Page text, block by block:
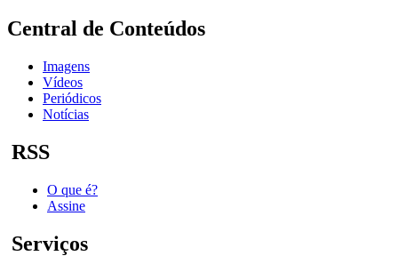
Central de Conteúdos
Imagens
Vídeos
Periódicos
Notícias
RSS
O que é?
Assine
Serviços